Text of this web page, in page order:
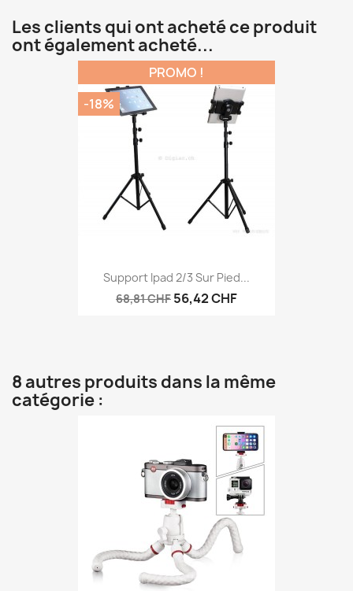
Les clients qui ont acheté ce produit
ont également acheté...
Support Ipad 2/3 Sur Pied...
68,81 CHF 56,42 CHF
PROMO !
-18%
8 autres produits dans la même
catégorie :